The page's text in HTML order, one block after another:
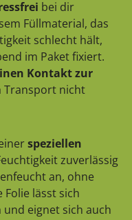
bei dir
Füllmaterial, das
schlecht hält,
im Paket fixiert.
Kontakt zur
Transport nicht
speziellen
zuverlässig
an, ohne
Folie lässt sich
eignet sich auch